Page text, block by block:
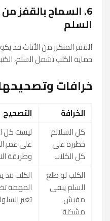
6. السماح بالقفز
السلم
القفز المتكرر من الأثاث
حماية الكلب تشمل السلم،
خرافات
الخرافة
التصحيح
كل السلالم
خطيرة على
كل الكلاب
ليست كل
على عمر
وطريقة
الكلب لو طلع
السلم يبقى
مفيش
مشكلة
الكلب قد
المهمة
تغير